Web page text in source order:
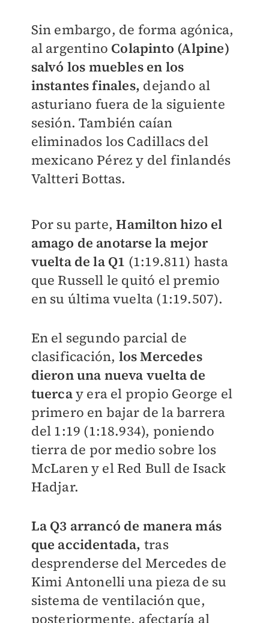
Sin embargo, de forma agónica,
al argentino Colapinto (Alpine)
salvó los muebles en los
instantes finales, dejando al
asturiano fuera de la siguiente
sesión. También caían
eliminados los Cadillacs del
mexicano Pérez y del finlandés
Valtteri Bottas.
Por su parte,Hamilton hizo el
amago de anotarse la mejor
vuelta de la Q1 (1:19.811) hasta
que Russell le quitó el premio
en su última vuelta (1:19.507).
En el segundo parcial de
clasificación, los Mercedes
dieron una nueva vuelta de
tuercay era el propio George el
primero en bajar de la barrera
del 1:19 (1:18.934), poniendo
tierra de por medio sobre los
McLaren y el Red Bull de Isack
Hadjar.
La Q3 arrancó de manera más
que accidentada, tras
desprenderse del Mercedes de
Kimi Antonelli una pieza de su
sistema de ventilación que,
posteriormente, afectaría al